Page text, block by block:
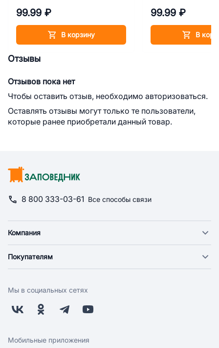
99.99 ₽
В корзину
99.99 ₽
В
Отзывы
Отзывов пока нет
Чтобы оставить отзыв, необходимо авторизоваться.
Оставлять отзывы могут только те пользователи,
которые ранее приобретали данный товар.
8 800 333-03-61 Все способы связи
Компания
Новости
Поставщикам
Заводчикам
Обратная связь
Покупателям
Оплата
Бонусная программа
Скидки и акции
Мы в социальных сетях
Мобильные приложения